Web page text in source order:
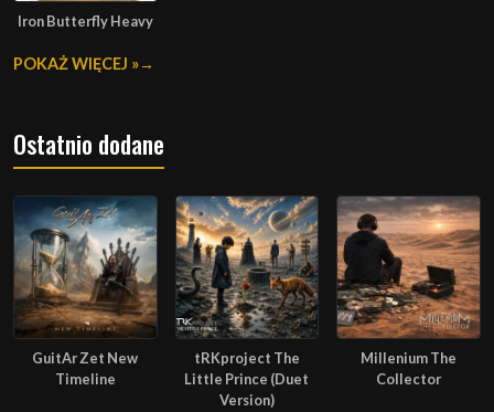
Iron Butterfly Heavy
POKAŻ WIĘCEJ »
Ostatnio dodane
GuitAr Zet New
Timeline
tRKproject The
Little Prince (Duet
Version)
Millenium The
Collector